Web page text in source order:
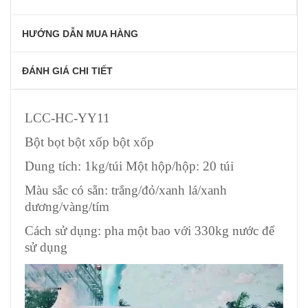
HƯỚNG DẪN MUA HÀNG
ĐÁNH GIÁ CHI TIẾT
LCC-HC-YY11
Bột bọt bột xốp bột xốp
Dung tích: 1kg/túi Một hộp/hộp: 20 túi
Màu sắc có sẵn: trắng/đỏ/xanh lá/xanh
dương/vàng/tím
Cách sử dụng: pha một bao với 330kg nước để
sử dụng